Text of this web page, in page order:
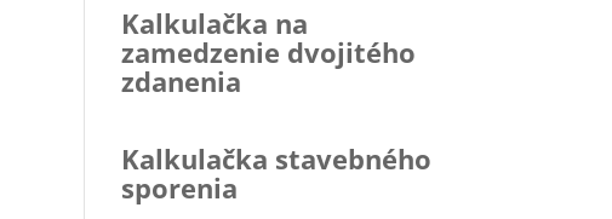
Kalkulačka na
zamedzenie dvojitého
zdanenia
Kalkulačka stavebného
sporenia